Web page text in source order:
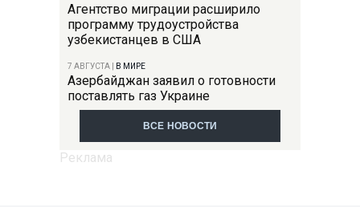
Агентство миграции расширило
программу трудоустройства
узбекистанцев в США
7 АВГУСТА В МИРЕ
Азербайджан заявил о готовности
поставлять газ Украине
ВСЕ НОВОСТИ